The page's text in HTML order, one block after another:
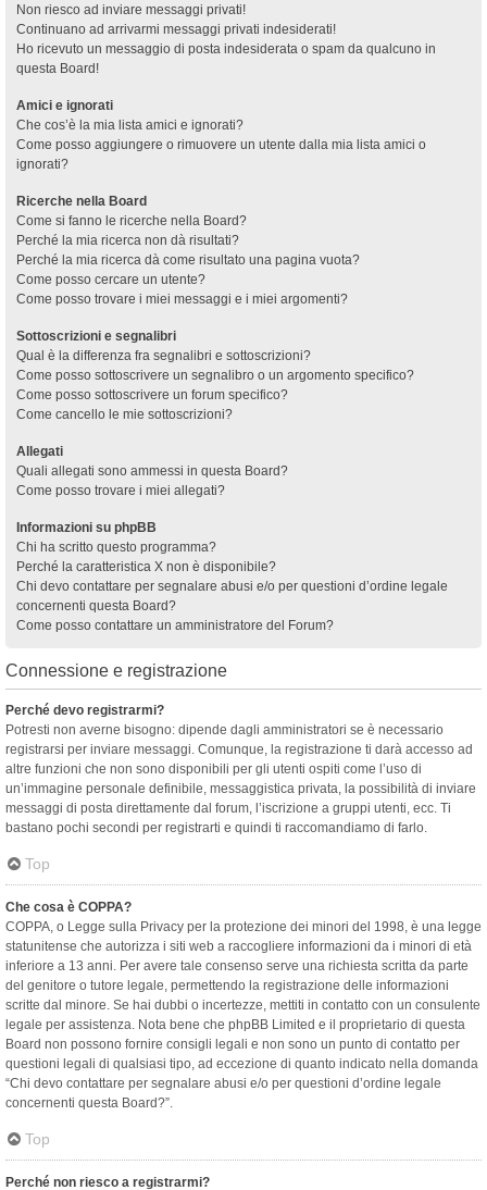
Non riesco ad inviare messaggi privati!
Continuano ad arrivarmi messaggi privati indesiderati!
Ho ricevuto un messaggio di posta indesiderata o spam da qualcuno in
questa Board!
Amici e ignorati
Che cos’è la mia lista amici e ignorati?
Come posso aggiungere o rimuovere un utente dalla mia lista amici o
ignorati?
Ricerche nella Board
Come si fanno le ricerche nella Board?
Perché la mia ricerca non dà risultati?
Perché la mia ricerca dà come risultato una pagina vuota?
Come posso cercare un utente?
Come posso trovare i miei messaggi e i miei argomenti?
Sottoscrizioni e segnalibri
Qual è la differenza fra segnalibri e sottoscrizioni?
Come posso sottoscrivere un segnalibro o un argomento specifico?
Come posso sottoscrivere un forum specifico?
Come cancello le mie sottoscrizioni?
Allegati
Quali allegati sono ammessi in questa Board?
Come posso trovare i miei allegati?
Informazioni su phpBB
Chi ha scritto questo programma?
Perché la caratteristica X non è disponibile?
Chi devo contattare per segnalare abusi e/o per questioni d’ordine legale
concernenti questa Board?
Come posso contattare un amministratore del Forum?
Connessione e registrazione
Perché devo registrarmi?
Potresti non averne bisogno: dipende dagli amministratori se è necessario
registrarsi per inviare messaggi. Comunque, la registrazione ti darà accesso ad
altre funzioni che non sono disponibili per gli utenti ospiti come l’uso di
un’immagine personale definibile, messaggistica privata, la possibilità di inviare
messaggi di posta direttamente dal forum, l’iscrizione a gruppi utenti, ecc. Ti
bastano pochi secondi per registrarti e quindi ti raccomandiamo di farlo.
Top
Che cosa è COPPA?
COPPA, o Legge sulla Privacy per la protezione dei minori del 1998, è una legge
statunitense che autorizza i siti web a raccogliere informazioni da i minori di età
inferiore a 13 anni. Per avere tale consenso serve una richiesta scritta da parte
del genitore o tutore legale, permettendo la registrazione delle informazioni
scritte dal minore. Se hai dubbi o incertezze, mettiti in contatto con un consulente
legale per assistenza. Nota bene che phpBB Limited e il proprietario di questa
Board non possono fornire consigli legali e non sono un punto di contatto per
questioni legali di qualsiasi tipo, ad eccezione di quanto indicato nella domanda
“Chi devo contattare per segnalare abusi e/o per questioni d’ordine legale
concernenti questa Board?”.
Top
Perché non riesco a registrarmi?